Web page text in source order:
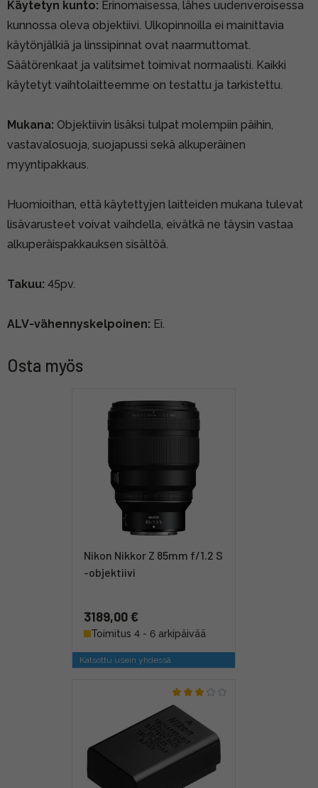
Käytetyn kunto: Erinomaisessa, lähes uudenveroisessa
kunnossa oleva objektiivi. Ulkopinnoilla ei mainittavia
käytönjälkiä ja linssipinnat ovat naarmuttomat.
Säätörenkaat ja valitsimet toimivat normaalisti. Kaikki
käytetyt vaihtolaitteemme on testattu ja tarkistettu.
Mukana: Objektiivin lisäksi tulpat molempiin päihin,
vastavalosuoja, suojapussi sekä alkuperäinen
myyntipakkaus.
Huomioithan, että käytettyjen laitteiden mukana tulevat
lisävarusteet voivat vaihdella, eivätkä ne täysin vastaa
alkuperäispakkauksen sisältöä.
Takuu: 45pv.
ALV-vähennyskelpoinen: Ei.
Osta myös
Nikon Nikkor Z 85mm f/1.2 S
-objektiivi
3189,00 €
Toimitus 4 - 6 arkipäivää
Katsottu usein yhdessä